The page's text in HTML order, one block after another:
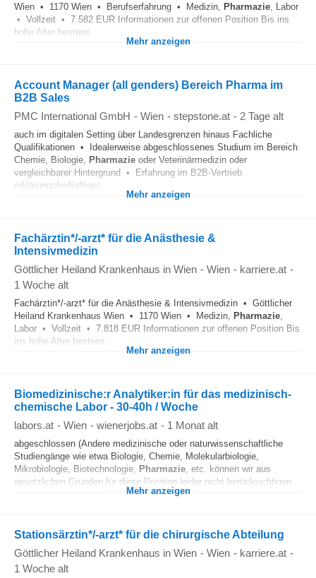
Wien • 1170 Wien • Berufserfahrung • Medizin, Pharmazie, Labor
• Vollzeit • 7.582 EUR Informationen zur offenen Position Bis ins
hohe Alter bestens...
Mehr anzeigen
Account Manager (all genders) Bereich Pharma im
B2B Sales
PMC International GmbH - Wien - stepstone.at - 2 Tage alt
auch im digitalen Setting über Landesgrenzen hinaus Fachliche
Qualifikationen • Idealerweise abgeschlossenes Studium im Bereich
Chemie, Biologie, Pharmazie oder Veterinärmedizin oder
vergleichbarer Hintergrund • Erfahrung im B2B-Vertrieb
erklärungsbedürftiger...
Mehr anzeigen
Fachärztin*/-arzt* für die Anästhesie &
Intensivmedizin
Göttlicher Heiland Krankenhaus in Wien - Wien - karriere.at -
1 Woche alt
Fachärztin*/-arzt* für die Anästhesie & Intensivmedizin • Göttlicher
Heiland Krankenhaus Wien • 1170 Wien • Medizin, Pharmazie,
Labor • Vollzeit • 7.818 EUR Informationen zur offenen Position Bis
ins hohe Alter bestens...
Mehr anzeigen
Biomedizinische:r Analytiker:in für das medizinisch-
chemische Labor - 30-40h / Woche
labors.at - Wien - wienerjobs.at - 1 Monat alt
abgeschlossen (Andere medizinische oder naturwissenschaftliche
Studiengänge wie etwa Biologie, Chemie, Molekularbiologie,
Mikrobiologie, Biotechnologie, Pharmazie, etc. können wir aus
gesetzlichen Gründen für diese Position leider nicht berücksichtigen...
Mehr anzeigen
Stationsärztin*/-arzt* für die chirurgische Abteilung
Göttlicher Heiland Krankenhaus in Wien - Wien - karriere.at -
1 Woche alt